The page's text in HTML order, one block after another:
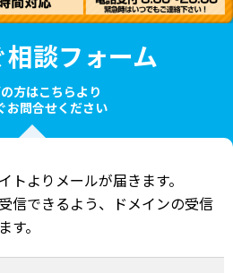
相談フォーム
方はこちらより
お問合せください
トよりメールが届きます。
信できるよう、ドメインの受信
す。